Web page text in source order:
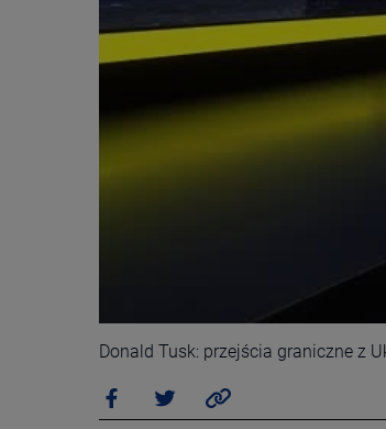
Donald Tusk: przejścia graniczne z